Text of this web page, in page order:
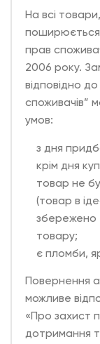
На всі
поширюється
прав
2006 року.
відповідно
споживачів”
умов:
з дня
крім дня
товар не
(товар в
збережено
товару;
є пломби,
Повернення
можливе
«Про захист
дотримання